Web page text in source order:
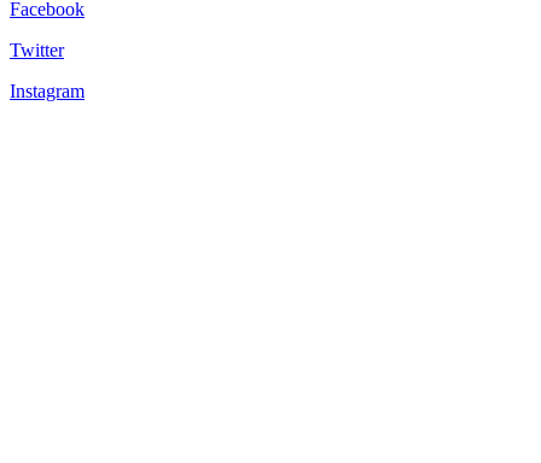
Facebook
Twitter
Instagram